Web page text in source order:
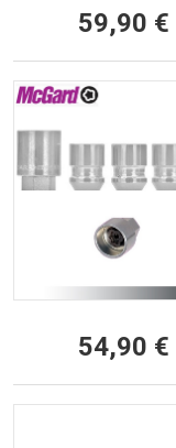
59,90 €
54,90 €